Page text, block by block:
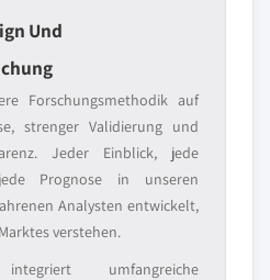
Und
Forschungsmethodik auf
strenger Validierung und
Jeder Einblick, jede
Prognose in unseren
Analysten entwickelt,
verstehen.
umfangreiche